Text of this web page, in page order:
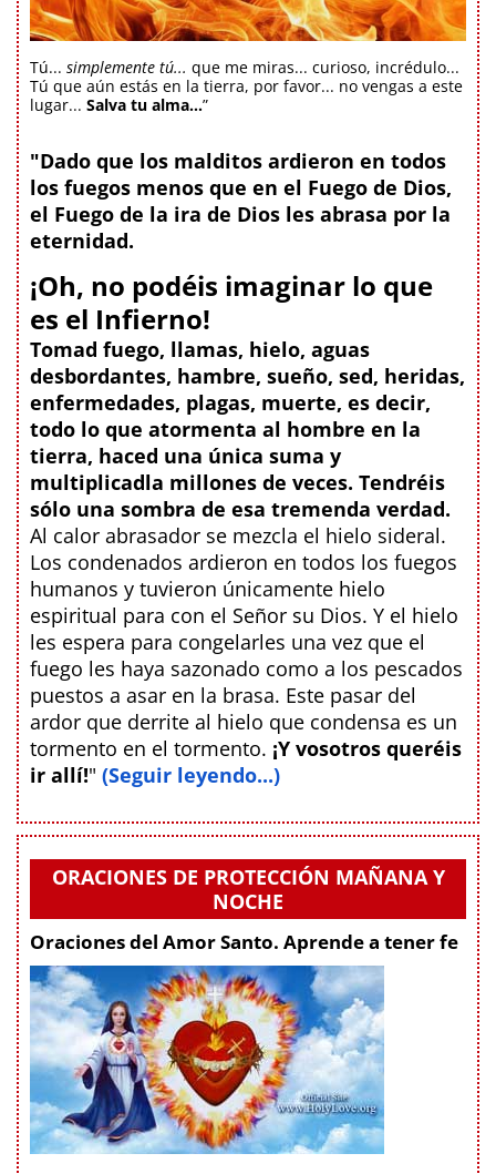
Tú... simplemente tú... que me miras... curioso, incrédulo...
Tú que aún estás en la tierra, por favor... no vengas a este
lugar... Salva tu alma...”
"Dado que los malditos ardieron en todos
los fuegos menos que en el Fuego de Dios,
el Fuego de la ira de Dios les abrasa por la
eternidad.
¡Oh, no podéis imaginar lo que
es el Infierno!
Tomad fuego, llamas, hielo, aguas
desbordantes, hambre, sueño, sed, heridas,
enfermedades, plagas, muerte, es decir,
todo lo que atormenta al hombre en la
tierra, haced una única suma y
multiplicadla millones de veces. Tendréis
sólo una sombra de esa tremenda verdad.
Al calor abrasador se mezcla el hielo sideral.
Los condenados ardieron en todos los fuegos
humanos y tuvieron únicamente hielo
espiritual para con el Señor su Dios. Y el hielo
les espera para congelarles una vez que el
fuego les haya sazonado como a los pescados
puestos a asar en la brasa. Este pasar del
ardor que derrite al hielo que condensa es un
tormento en el tormento. ¡Y vosotros queréis
ir allí!" (Seguir leyendo...)
ORACIONES DE PROTECCIÓN MAÑANA Y
NOCHE
Oraciones del Amor Santo. Aprende a tener fe